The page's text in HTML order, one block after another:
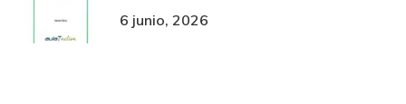
6 junio, 2026